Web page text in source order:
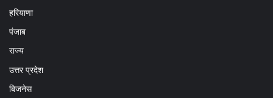
हरियाणा
पंजाब
राज्य
उत्तर प्रदेश
बिजनेस